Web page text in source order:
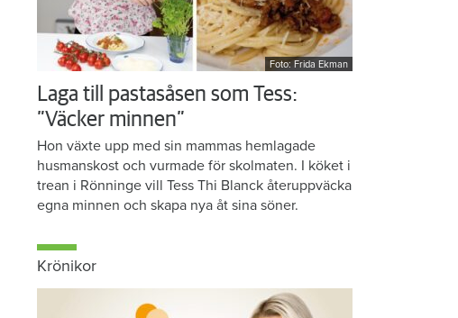
Foto: Frida Ekman
Laga till pastasåsen som Tess:
”Väcker minnen”
Hon växte upp med sin mammas hemlagade
husmanskost och vurmade för skolmaten. I köket i
trean i Rönninge vill Tess Thi Blanck återuppväcka
egna minnen och skapa nya åt sina söner.
Krönikor